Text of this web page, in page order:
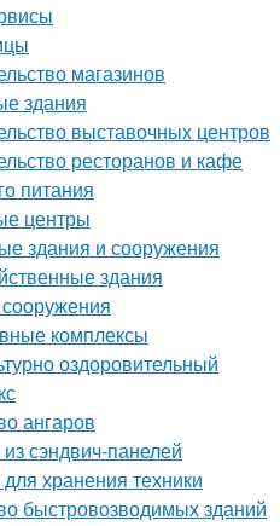
магазинов
здания
выставочных центров
ресторанов и кафе
питания
центры
здания и сооружения
здания
комплексы
оздоровительный
ангаров
сэндвич-панелей
хранения техники
быстровозводимых зданий